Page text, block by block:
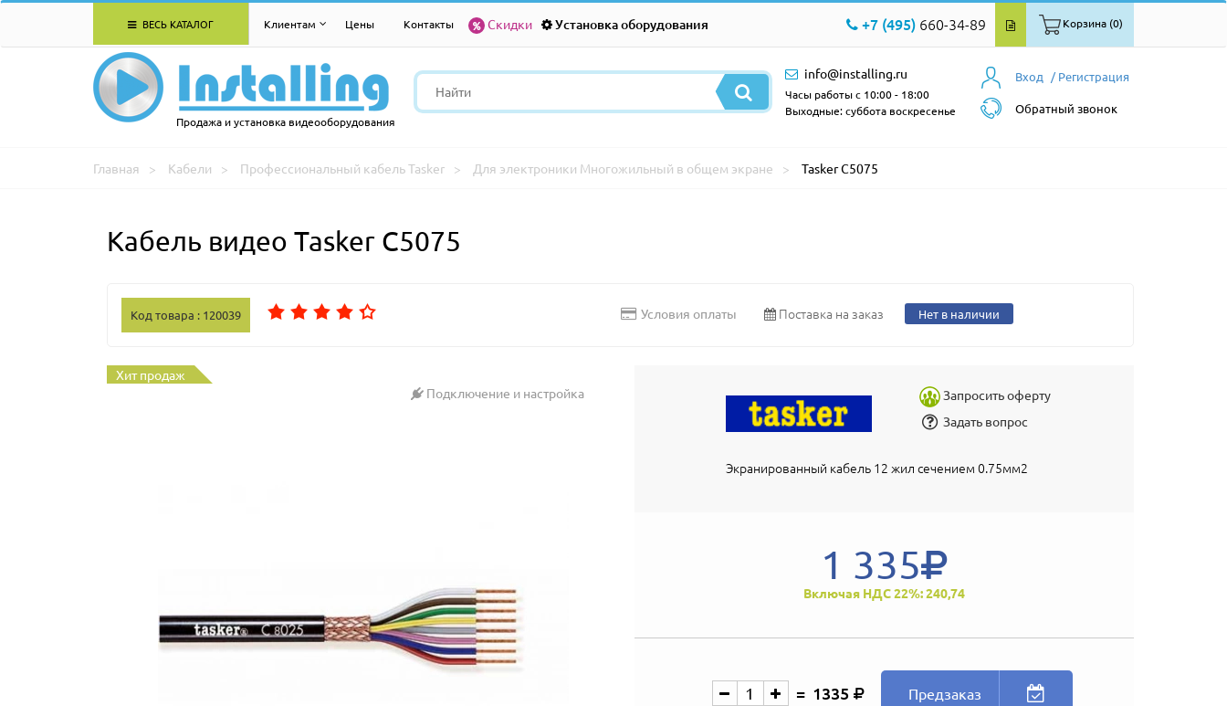
ВЕСЬ КАТАЛОГ Клиентам Цены Контакты Скидки Установка оборудования +7 (495) 660-34-89 Корзина (0)
Продажа и установка видеооборудования
Вход / Регистрация
Обратный звонок
info@installing.ru
Часы работы с 10:00 - 18:00
Выходные: суббота воскресенье
Главная Кабели Профессиональный кабель Tasker Для электроники Многожильный в общем экране Tasker C5075
Кабель видео Tasker C5075
Код товара : 120039 Условия оплаты Поставка на заказ Нет в наличии
Хит продаж
Подключение и настройка
Запросить оферту
Задать вопрос
Экранированный кабель 12 жил сечением 0.75мм2
1 335
Включая НДС 22%: 240,74
1335 Предзаказ